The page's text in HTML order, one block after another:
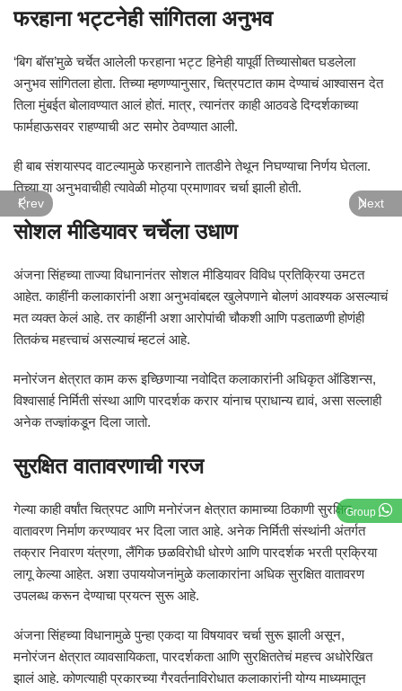
Group
फरहाना भट्टनेही सांगितला अनुभव
‘बिग बॉस’मुळे चर्चेत आलेली फरहाना भट्ट हिनेही यापूर्वी तिच्यासोबत घडलेला
अनुभव सांगितला होता. तिच्या म्हणण्यानुसार, चित्रपटात काम देण्याचं आश्वासन देत
तिला मुंबईत बोलावण्यात आलं होतं. मात्र, त्यानंतर काही आठवडे दिग्दर्शकाच्या
फार्महाऊसवर राहण्याची अट समोर ठेवण्यात आली.
ही बाब संशयास्पद वाटल्यामुळे फरहानाने तातडीने तेथून निघण्याचा निर्णय घेतला.
तिच्या या अनुभवाचीही त्यावेळी मोठ्या प्रमाणावर चर्चा झाली होती.
सोशल मीडियावर चर्चेला उधाण
अंजना सिंहच्या ताज्या विधानानंतर सोशल मीडियावर विविध प्रतिक्रिया उमटत
आहेत. काहींनी कलाकारांनी अशा अनुभवांबद्दल खुलेपणाने बोलणं आवश्यक असल्याचं
मत व्यक्त केलं आहे. तर काहींनी अशा आरोपांची चौकशी आणि पडताळणी होणंही
तितकंच महत्त्वाचं असल्याचं म्हटलं आहे.
मनोरंजन क्षेत्रात काम करू इच्छिणाऱ्या नवोदित कलाकारांनी अधिकृत ऑडिशन्स,
विश्वासार्ह निर्मिती संस्था आणि पारदर्शक करार यांनाच प्राधान्य द्यावं, असा सल्लाही
अनेक तज्ज्ञांकडून दिला जातो.
सुरक्षित वातावरणाची गरज
गेल्या काही वर्षांत चित्रपट आणि मनोरंजन क्षेत्रात कामाच्या ठिकाणी सुरक्षित
वातावरण निर्माण करण्यावर भर दिला जात आहे. अनेक निर्मिती संस्थांनी अंतर्गत
तक्रार निवारण यंत्रणा, लैंगिक छळविरोधी धोरणे आणि पारदर्शक भरती प्रक्रिया
लागू केल्या आहेत. अशा उपाययोजनांमुळे कलाकारांना अधिक सुरक्षित वातावरण
उपलब्ध करून देण्याचा प्रयत्न सुरू आहे.
अंजना सिंहच्या विधानामुळे पुन्हा एकदा या विषयावर चर्चा सुरू झाली असून,
मनोरंजन क्षेत्रात व्यावसायिकता, पारदर्शकता आणि सुरक्षिततेचं महत्त्व अधोरेखित
झालं आहे. कोणत्याही प्रकारच्या गैरवर्तनाविरोधात कलाकारांनी योग्य माध्यमातून
Prev Next